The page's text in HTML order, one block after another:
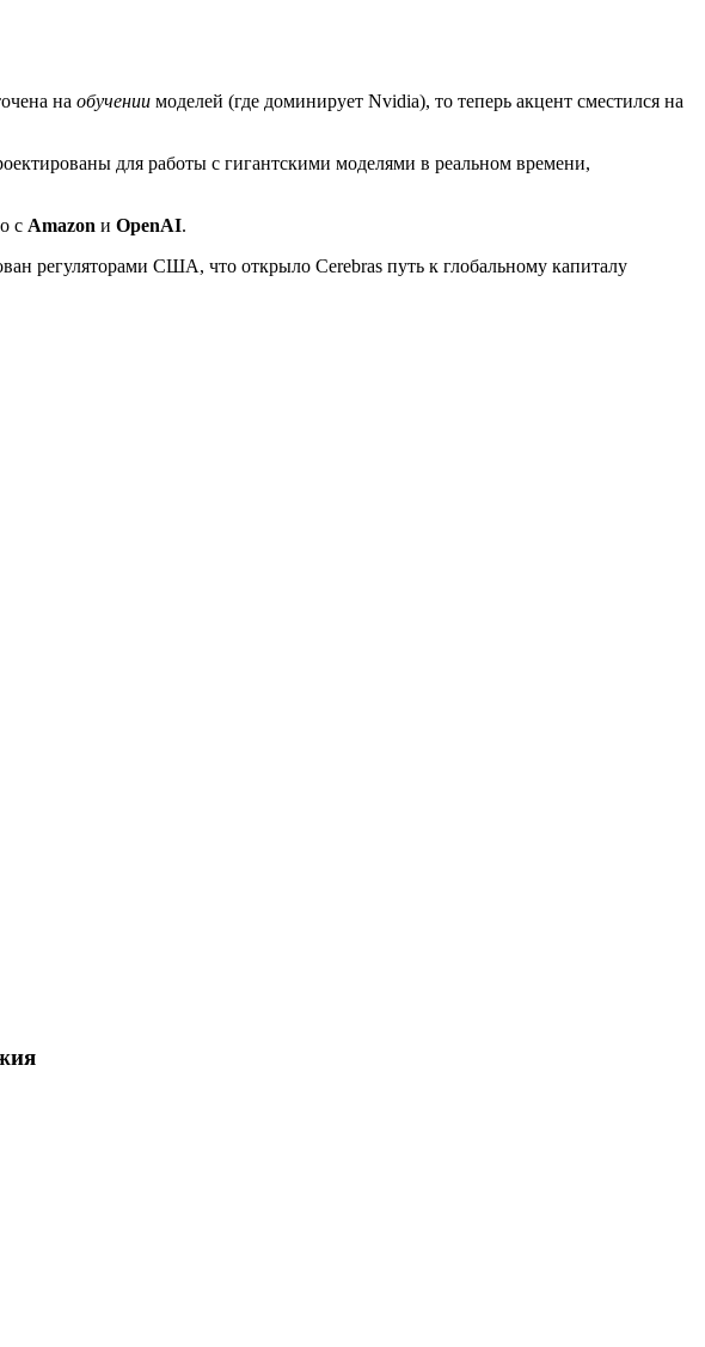
на обучении моделей (где доминирует Nvidia), то теперь акцент сместился на
для работы с гигантскими моделями в реальном времени,
с Amazon и OpenAI.
регуляторами США, что открыло Cerebras путь к глобальному капиталу